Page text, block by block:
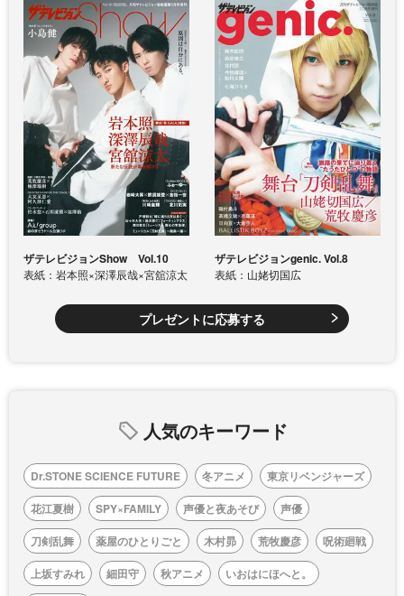
ザテレビジョンShow Vol.10
表紙：岩本照×深澤辰哉×宮舘涼太
ザテレビジョンgenic. Vol.8
表紙：山姥切国広
プレゼントに応募する
人気のキーワード
Dr.STONE SCIENCE FUTURE 冬アニメ
東京リベンジャーズ
花江夏樹
SPY×FAMILY 声優と夜あそび
声優
刀剣乱舞
薬屋のひとりごと 木村昴 荒牧慶彦
呪術廻戦
上坂すみれ
細田守 秋アニメ
いおはにほへと。